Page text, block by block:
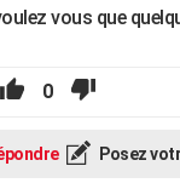
vous que
0
Posez